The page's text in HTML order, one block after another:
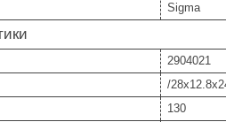
Sigma
2904021
/
130